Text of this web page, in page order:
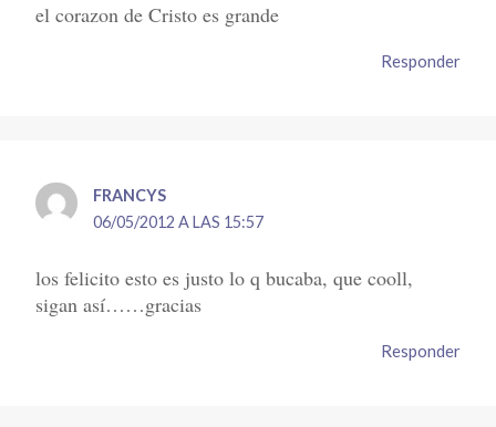
el corazon de Cristo es grande
Responder
FRANCYS
06/05/2012 A LAS 15:57
los felicito esto es justo lo q bucaba, que cooll,
sigan así……gracias
Responder